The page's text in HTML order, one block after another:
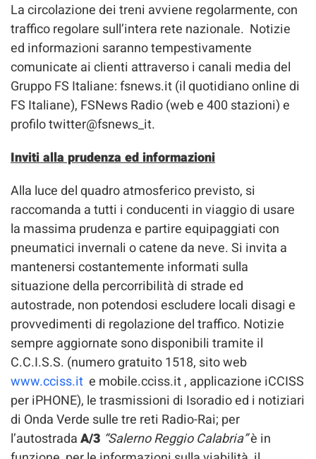
La circolazione dei treni avviene regolarmente, con
traffico regolare sull’intera rete nazionale. Notizie
ed informazioni saranno tempestivamente
comunicate ai clienti attraverso i canali media del
Gruppo FS Italiane: fsnews.it (il quotidiano online di
FS Italiane), FSNews Radio (web e 400 stazioni) e
profilo twitter@fsnews_it.
Inviti alla prudenza ed informazioni
Alla luce del quadro atmosferico previsto, si
raccomanda a tutti i conducenti in viaggio di usare
la massima prudenza e partire equipaggiati con
pneumatici invernali o catene da neve. Si invita a
mantenersi costantemente informati sulla
situazione della percorribilità di strade ed
autostrade, non potendosi escludere locali disagi e
provvedimenti di regolazione del traffico. Notizie
sempre aggiornate sono disponibili tramite il
C.C.I.S.S. (numero gratuito 1518, sito web
www.cciss.it e mobile.cciss.it , applicazione iCCISS
per iPHONE), le trasmissioni di Isoradio ed i notiziari
di Onda Verde sulle tre reti Radio-Rai; per
l’autostradaA/3 “Salerno Reggio Calabria”è in